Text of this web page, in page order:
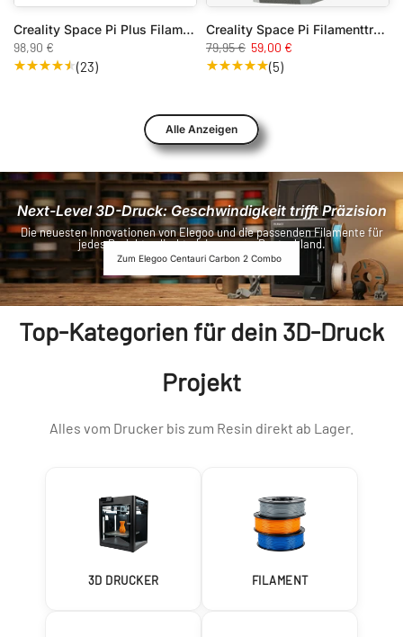
Creality Space Pi Plus Filamenttrockner
98,90 €
(23)
Creality Space Pi Filamenttrockner
79,95 € 59,00 €
(5)
Alle Anzeigen
Next-Level 3D-Druck: Geschwindigkeit trifft Präzision
Die neuesten Innovationen von Elegoo und die passenden Filamente für
jedes Projekt – direkt ab Lager aus Deutschland.
Zum Elegoo Centauri Carbon 2 Combo
Top-Kategorien für dein 3D-Druck
Projekt
Alles vom Drucker bis zum Resin direkt ab Lager.
3D DRUCKER FILAMENT